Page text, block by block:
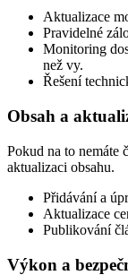
Aktualizace
Pravidelné
Monitoring
než vy.
Řešení
Obsah a
Pokud na to nemáte
aktualizaci obsahu.
Přidávání a
Aktualizace
Publikování
Výkon a